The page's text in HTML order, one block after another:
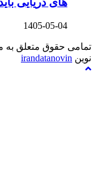
به مهزیار فولاد